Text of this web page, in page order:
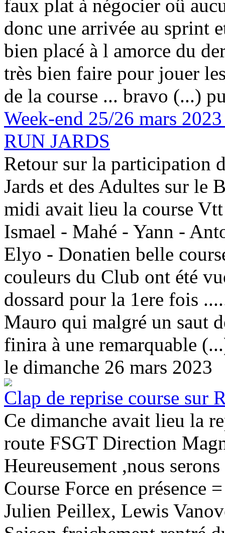
faux plat à négocier oû
donc une arrivée au sprint
bien placé à l amorce du
très bien faire pour jouer
de la course ... bravo (...)
Week-end 25/26 mars
RUN JARDS
Retour sur la participation
Jards et des Adultes sur le
midi avait lieu la course
Ismael - Mahé - Yann -
Elyo - Donatien belle
couleurs du Club ont été
dossard pour la 1ere fois
Mauro qui malgré un saut
finira à une remarquable
le dimanche 26 mars 2023
Clap de reprise course sur
Ce dimanche avait lieu la
route FSGT Direction
Heureusement ,nous
Course Force en présence
Julien Peillex, Lewis